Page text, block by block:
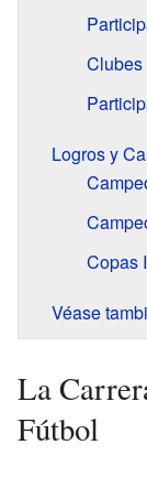
Clubes
Logros y
Copas
Véase
La
Fútbol